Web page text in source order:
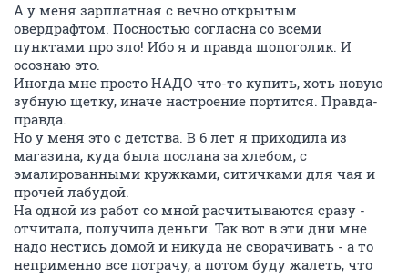
А у меня зарплатная с вечно открытым
овердрафтом. Посностью согласна со всеми
пунктами про зло! Ибо я и правда шопоголик. И
осознаю это.
Иногда мне просто НАДО что-то купить, хоть новую
зубную щетку, иначе настроение портится. Правда-
правда.
Но у меня это с детства. В 6 лет я приходила из
магазина, куда была послана за хлебом, с
эмалированными кружками, ситичками для чая и
прочей лабудой.
На одной из работ со мной расчитываются сразу -
отчитала, получила деньги. Так вот в эти дни мне
надо нестись домой и никуда не сворачивать - а то
неприменно все потрачу, а потом буду жалеть, что